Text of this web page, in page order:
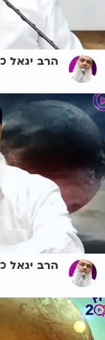
הרב יגאל
הרב יגאל